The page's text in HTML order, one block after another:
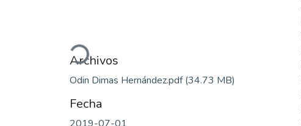
Cargando...
Archivos
Odin Dimas Hernández.pdf(34.73 MB)
Fecha